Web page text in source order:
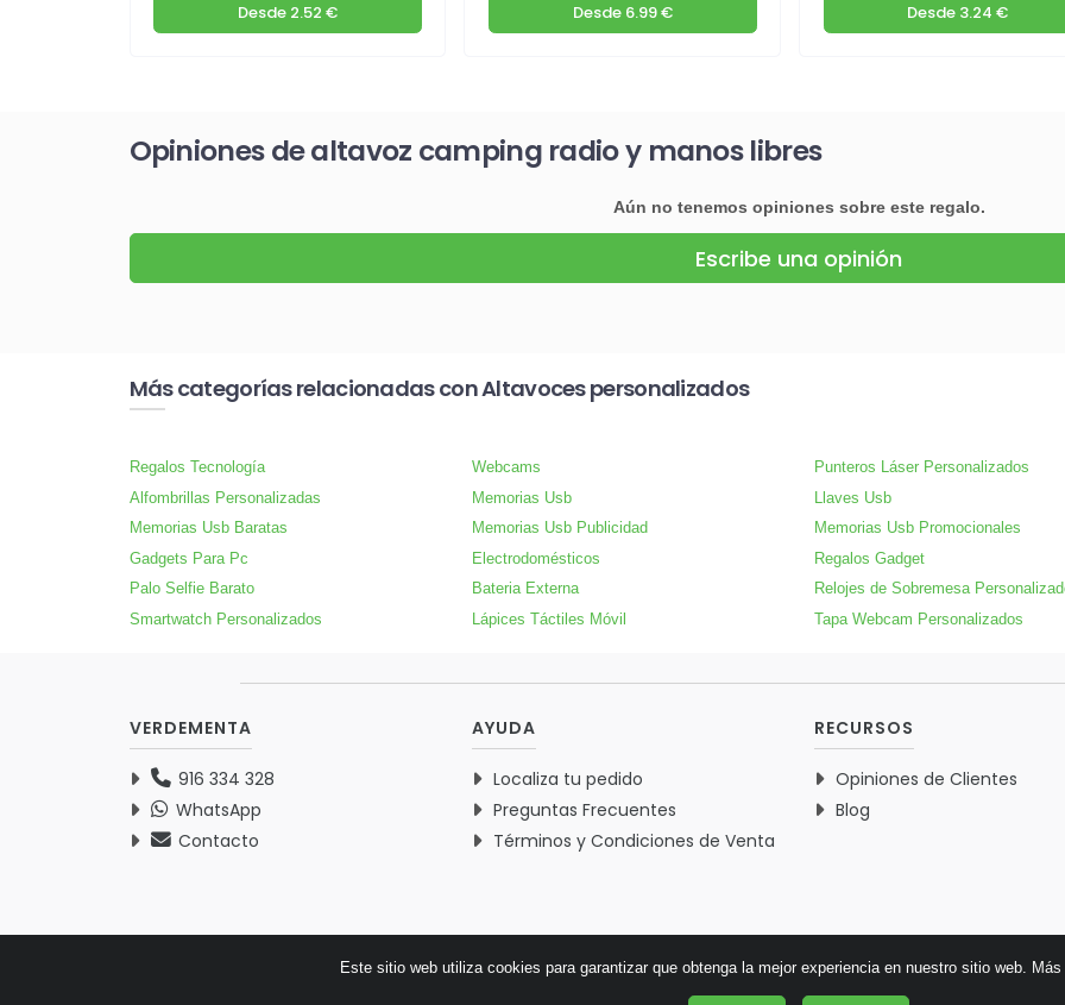
Desde2.52 € Desde6.99 € Desde3.24 €
Opiniones de altavoz camping radio y manos libres
Aún no tenemos opiniones sobre este regalo.
Escribe una opinión
Más categorías relacionadas con Altavoces personalizados
Regalos Tecnología Webcams Punteros Láser Personalizados
Alfombrillas Personalizadas
Memorias Usb Llaves Usb
Memorias Usb Baratas
Memorias Usb Publicidad Memorias Usb Promocionales
Gadgets Para Pc
Electrodomésticos Regalos Gadget
Palo Selfie Barato
Bateria Externa Relojes de Sobremesa
Smartwatch Personalizados
Lápices Táctiles Móvil Tapa Webcam Personalizados
VERDEMENTA
916 334 328
WhatsApp
Contacto
AYUDA
Localiza tu pedido
Preguntas Frecuentes
Términos y Condiciones de Venta
RECURSOS
Opiniones de Clientes
Blog
Este sitio web utiliza cookies para garantizar que obtenga la mejor experiencia en nuestro sitio web.